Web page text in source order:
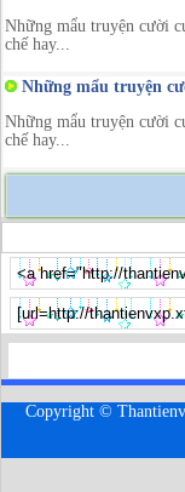
Những mẩu truyện cười
chế hay...
Những mẩu truyện
Những mẩu truyện cười
chế hay...
Copyright ©